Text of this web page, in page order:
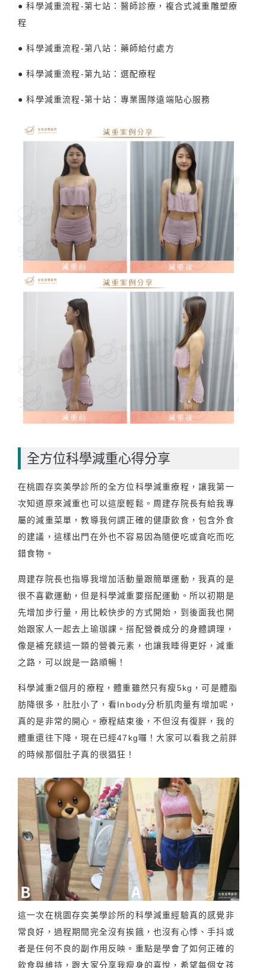
● 科學減重流程-第七站：醫師診療，複合式減重雕塑療
程
● 科學減重流程-第八站：藥師給付處方
● 科學減重流程-第九站：選配療程
● 科學減重流程-第十站：專業團隊遠端貼心服務
全方位科學減重心得分享
在桃園存奕美學診所的全方位科學減重療程，讓我第一
次知道原來減重也可以這麼輕鬆。周建存院長有給我專
屬的減重菜單，教導我何謂正確的健康飲食，包含外食
的建議，這樣出門在外也不容易因為隨便吃或貪吃而吃
錯食物。
周建存院長也指導我增加活動量跟簡單運動，我真的是
很不喜歡運動，但是科學減重要搭配運動。所以初期是
先增加步行量，用比較快步的方式開始，到後面我也開
始跟家人一起去上瑜珈課。搭配營養成分的身體調理，
像是補充鎂這一類的營養元素，也讓我睡得更好，減重
之路，可以說是一路順暢！
科學減重2個月的療程，體重雖然只有瘦5kg，可是體脂
肪降很多，肚肚小了，看Inbody分析肌肉量有增加呢，
真的是非常的開心。療程結束後，不但沒有復胖，我的
體重還往下降，現在已經47kg囉！大家可以看我之前胖
的時候那個肚子真的很猖狂！
這一次在桃園存奕美學診所的科學減重經驗真的感覺非
常良好，過程期間完全沒有挨餓，也沒有心悸、手抖或
者是任何不良的副作用反映。重點是學會了如何正確的
飲食與維持，跟大家分享我瘦身的喜悅，希望每個女孩